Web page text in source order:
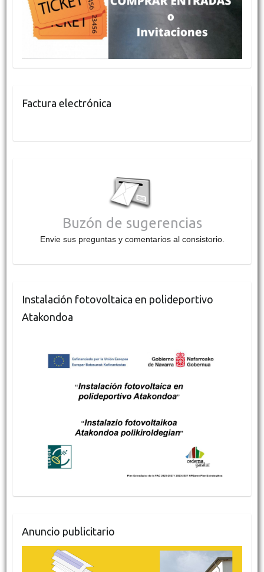
Factura electrónica
Buzón de sugerencias
Envie sus preguntas y comentarios al consistorio.
Instalación fotovoltaica en polideportivo
Atakondoa
Anuncio publicitario